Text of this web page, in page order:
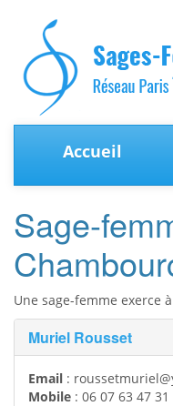
Accueil
Sage-
Une sage-femme exerce
Muriel Rousset
Email :
Mobile : 06 07 63 47 31